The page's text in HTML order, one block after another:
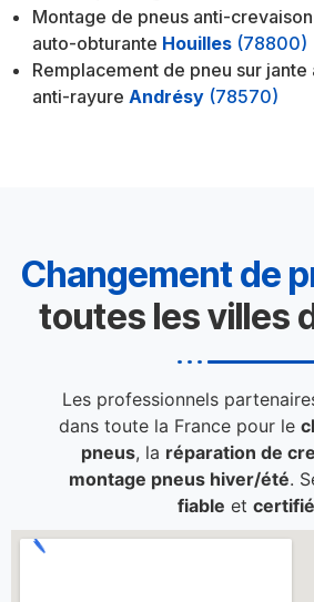
Montage de pneus anti-
auto-obturante Houilles (78800)
Remplacement de pneu sur
anti-rayure Andrésy (78570)
Changement de
toutes les villes
Les professionnels
dans toute la France pour le
pneus, la réparation de
montage pneus hiver/été.
fiable et certifié